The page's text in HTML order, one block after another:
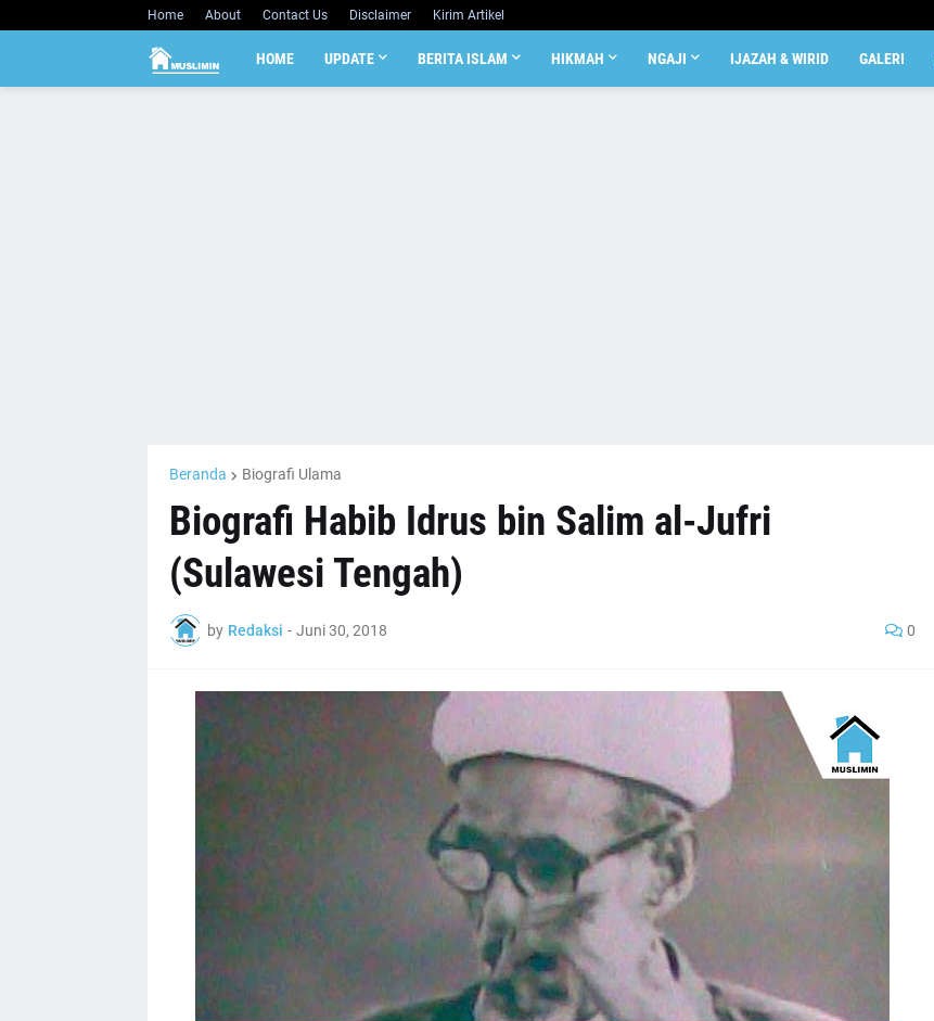
Home About Contact Us Disclaimer Kirim Artikel
HOME UPDATE BERITA ISLAM HIKMAH NGAJI IJAZAH & WIRID GALERI
Beranda Biografi Ulama
Biografi Habib Idrus bin Salim al-Jufri
(Sulawesi Tengah)
by Redaksi - Juni 30, 2018 0